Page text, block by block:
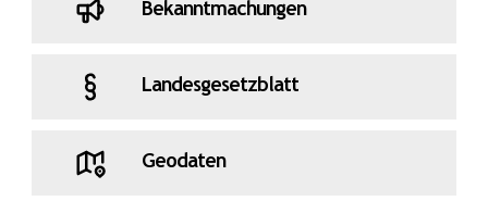
Bekanntmachungen
Landesgesetzblatt
Geodaten